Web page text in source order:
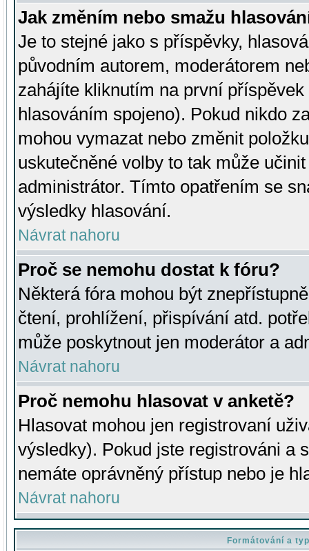
Jak změním nebo smažu
Je to stejné jako s příspěvky,
původním autorem, moderátorem
zahájíte kliknutím na první
hlasováním spojeno). Pokud nikdo
mohou vymazat nebo změnit
uskutečněné volby to tak může
administrátor. Tímto opatřením se
výsledky hlasování.
Návrat nahoru
Proč se nemohu dostat k fóru?
Některá fóra mohou být
čtení, prohlížení, přispívání atd.
může poskytnout jen moderátor a
Návrat nahoru
Proč nemohu hlasovat v anketě?
Hlasovat mohou jen registrovaní
výsledky). Pokud jste registrováni a
nemáte oprávněný přístup nebo je
Návrat nahoru
Formátování a